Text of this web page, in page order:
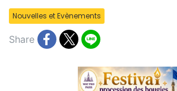
Nouvelles et Evènements
Share